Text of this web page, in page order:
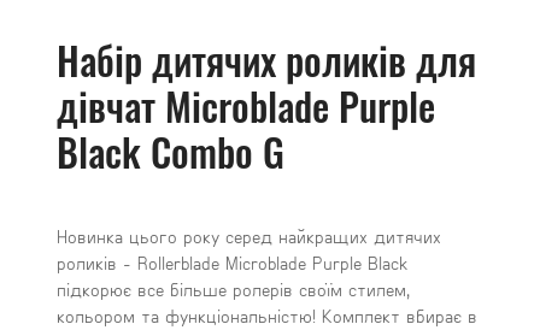
Набір дитячих роликів для
дівчат Microblade Purple
Black Combo G
Новинка цього року серед найкращих дитячих
роликів - Rollerblade Microblade Purple Black
підкорює все більше ролерів своїм стилем,
кольором та функціональністю! Комплект вбирає в